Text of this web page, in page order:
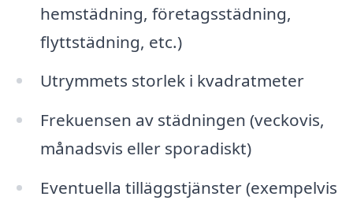
hemstädning, företagsstädning,
flyttstädning, etc.)
Utrymmets storlek i kvadratmeter
Frekuensen av städningen (veckovis,
månadsvis eller sporadiskt)
Eventuella tilläggstjänster (exempelvis